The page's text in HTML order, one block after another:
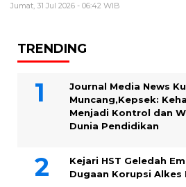
Jumat, 31 Jul 2026 - 06:42 WIB
TRENDING
Journal Media News
Muncang,Kepsek:
Menjadi Kontrol dan
Dunia Pendidikan
Kejari HST Geledah
Dugaan Korupsi Alkes